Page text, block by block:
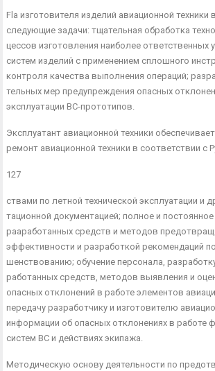
Fla изготовителя изделий авиационной техники
следующие задачи: тщательная обработка
цессов изготовления наиболее ответственных
систем изделий с применением сплошного
контроля качества выполнения операций;
тельных мер предупреждения опасных
эксплуатации ВС-прототипов.
Эксплуатант авиационной техники
ремонт авиационной техники в соответствии с
127
ствами по летной технической эксплуатации и
тационной документацией; полное и
рааработанных средств и методов
эффективности и разработкой рекомендаций
шенствованию; обучение персонала,
работанных средств, методов выявления и
опасных отклонений в работе элементов
передачу разработчику и изготовителю
информации об опасных отклонениях в работе
систем ВС и действиях экипажа.
Методическую основу деятельности по